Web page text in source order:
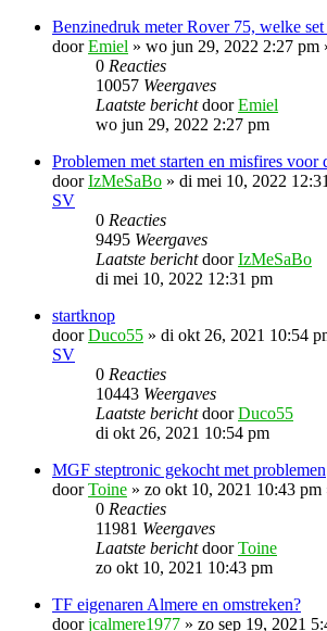
Benzinedruk meter Rover 75, welke set
doorEmiel » wo jun 29, 2022 2:27 pm
0 Reacties
10057 Weergaves
Laatste berichtdoorEmiel
wo jun 29, 2022 2:27 pm
Problemen met starten en misfires voor
doorIzMeSaBo » di mei 10, 2022
SV
0 Reacties
9495 Weergaves
Laatste berichtdoorIzMeSaBo
di mei 10, 2022 12:31 pm
startknop
doorDuco55 » di okt 26, 2021 10:54
SV
0 Reacties
10443 Weergaves
Laatste berichtdoorDuco55
di okt 26, 2021 10:54 pm
MGF steptronic gekocht met problemen
doorToine » zo okt 10, 2021 10:43 pm
0 Reacties
11981 Weergaves
Laatste berichtdoorToine
zo okt 10, 2021 10:43 pm
TF eigenaren Almere en omstreken?
doorjcalmere1977 » zo sep 19, 2021